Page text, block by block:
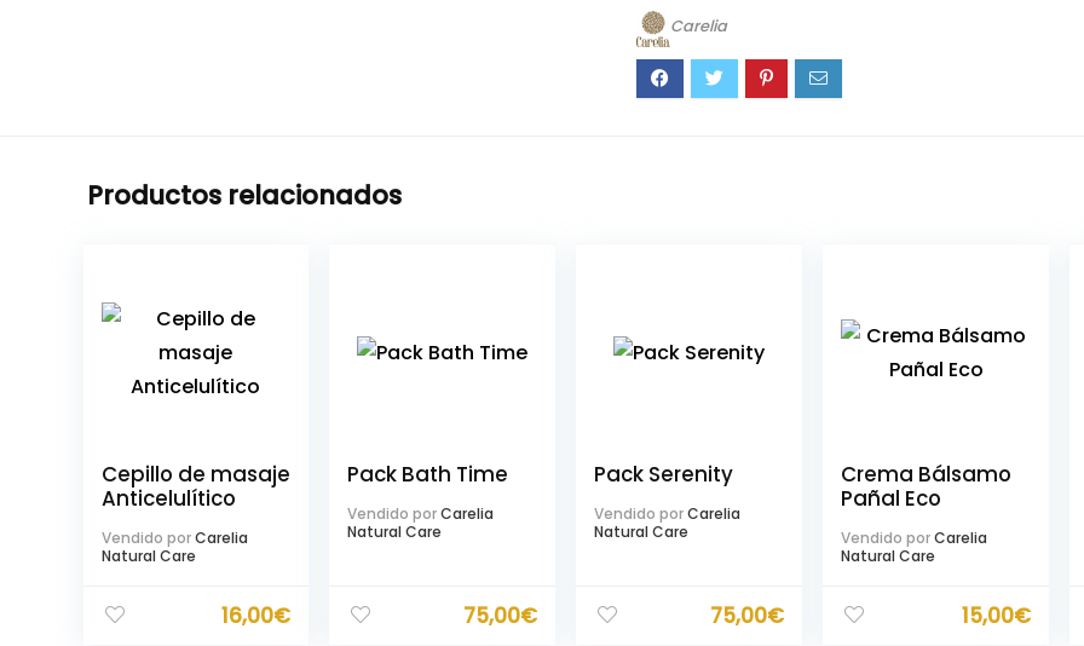
Carelia
Productos relacionados
Cepillo de masaje
Anticelulítico
Vendido por Carelia
Natural Care
16,00€
Pack Bath Time
Vendido por Carelia
Natural Care
75,00€
Pack Serenity
Vendido porCarelia
Natural Care
75,00€
Crema Bálsamo
Pañal Eco
Vendido porCarelia
Natural Care
15,00€